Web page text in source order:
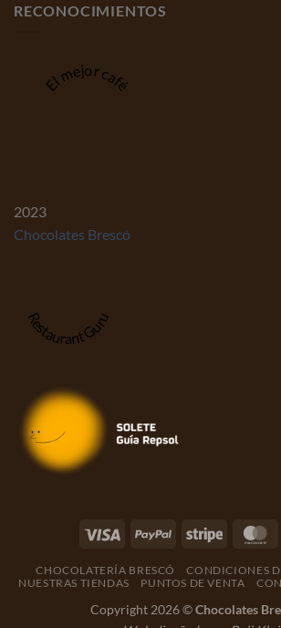
RECONOCIMIENTOS
El mejor café
2023
Chocolates Brescó
Restaurant Guru
CHOCOLATERÍA BRESCÓ
CONDICIONES
NUESTRAS TIENDAS
PUNTOS DE VENTA
Copyright 2026 ©Chocolates